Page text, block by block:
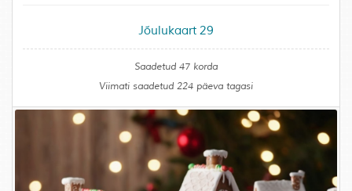
Jõulukaart 29
Saadetud 47 korda
Viimati saadetud 224 päeva tagasi